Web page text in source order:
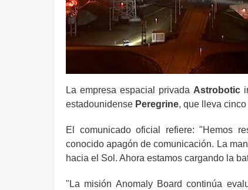
La empresa espacial privada Astrobotic
estadounidense Peregrine, que lleva
El comunicado oficial refiere: "Hemos
conocido apagón de comunicación. La
hacia el Sol. Ahora estamos cargando la
"La misión Anomaly Board continúa